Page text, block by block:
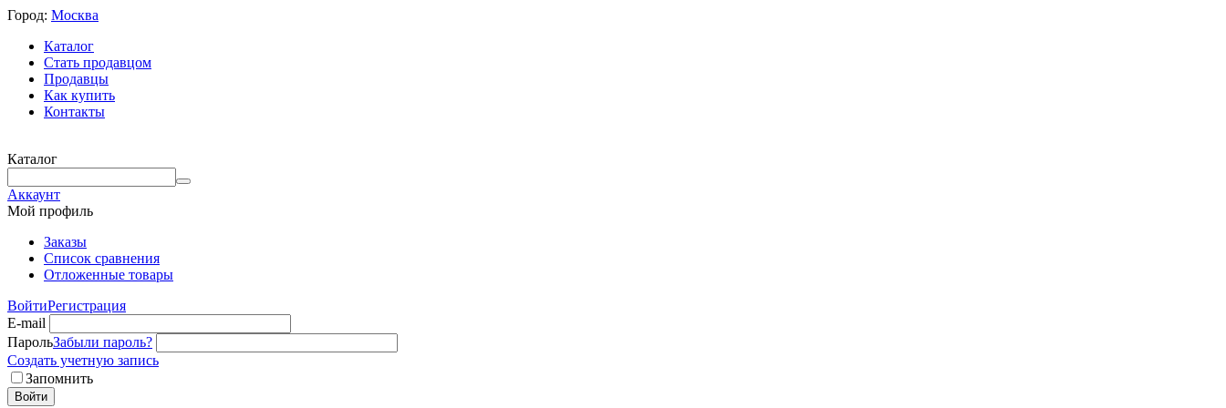
Город: Москва
Каталог
Стать продавцом
Продавцы
Как купить
Контакты
Каталог
Аккаунт
Мой профиль
Заказы
Список сравнения
Отложенные товары
ВойтиРегистрация
E-mail
ПарольЗабыли пароль?
Создать учетную запись
Запомнить
Войти